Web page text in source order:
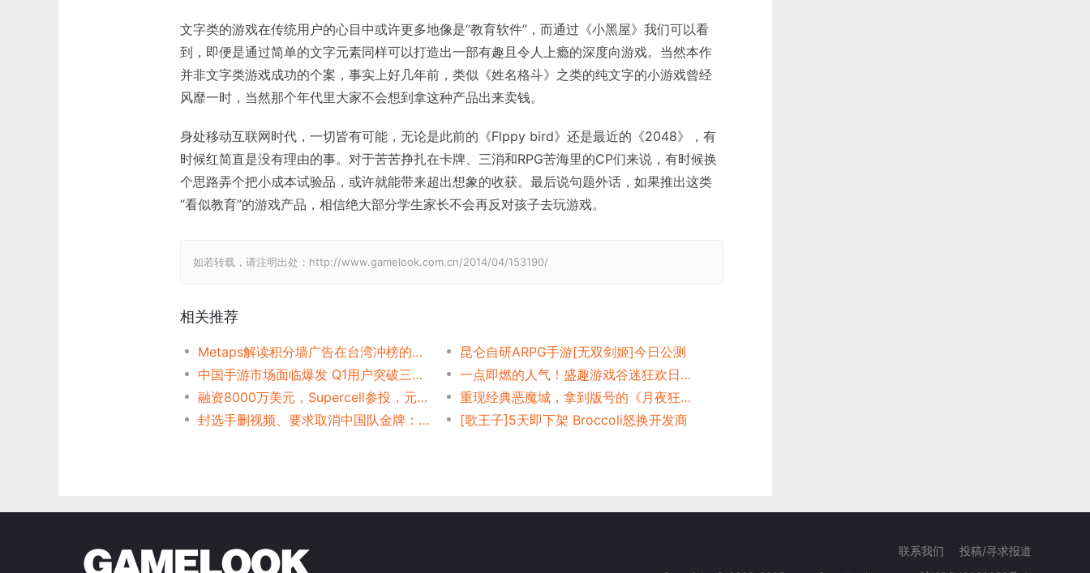
文字类的游戏在传统用户的心目中或许更多地像是“教育软件”，而通过《小黑屋》我们可以看
到，即便是通过简单的文字元素同样可以打造出一部有趣且令人上瘾的深度向游戏。当然本作
并非文字类游戏成功的个案，事实上好几年前，类似《姓名格斗》之类的纯文字的小游戏曾经
风靡一时，当然那个年代里大家不会想到拿这种产品出来卖钱。
身处移动互联网时代，一切皆有可能，无论是此前的《Flppy bird》还是最近的《2048》，有
时候红简直是没有理由的事。对于苦苦挣扎在卡牌、三消和RPG苦海里的CP们来说，有时候换
个思路弄个把小成本试验品，或许就能带来超出想象的收获。最后说句题外话，如果推出这类
“看似教育”的游戏产品，相信绝大部分学生家长不会再反对孩子去玩游戏。
如若转载，请注明出处：http://www.gamelook.com.cn/2014/04/153190/
相关推荐
Metaps解读积分墙广告在台湾冲榜的规则
昆仑自研ARPG手游[无双剑姬]今日公测
中国手游市场面临爆发 Q1用户突破三千万
一点即燃的人气！盛趣游戏谷迷狂欢日上演激斗赛事
融资8000万美元，Supercell参投，元宇宙时代“模拟人生”长啥样？
重现经典恶魔城，拿到版号的《月夜狂想曲》手游到底怎么样？
封选手删视频、要求取消中国队金牌：亚运会LOL韩国为什么输不起？
[歌王子]5天即下架 Broccoli怒换开发商
联系我们 投稿/寻求报道